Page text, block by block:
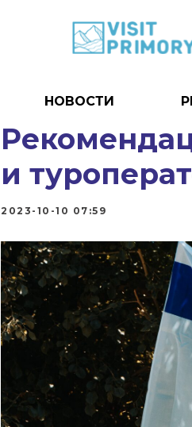
НОВОСТИ
и
2023-10-10 07:59